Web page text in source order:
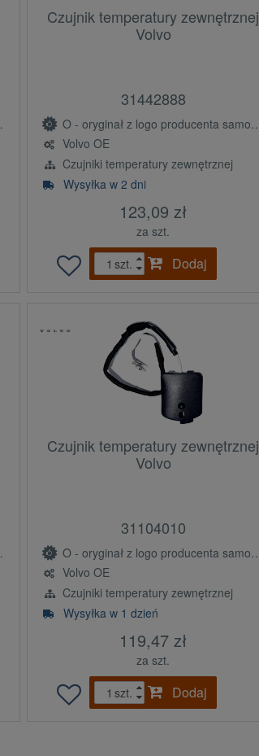
Czujnik temperatury zewnętrznej
Volvo
31442888
O - oryginał z logo producenta samochodu (OE)
Volvo OE
Czujniki temperatury zewnętrznej
Wysyłka w 2 dni
123,09 zł
za szt.
szt.
Dodaj
Czujnik temperatury zewnętrznej
Volvo
31104010
O - oryginał z logo producenta samochodu (OE)
Volvo OE
Czujniki temperatury zewnętrznej
Wysyłka w 1 dzień
119,47 zł
za szt.
szt.
Dodaj